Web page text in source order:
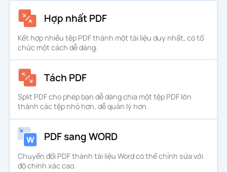
Hợp nhất PDF
Kết hợp nhiều tệp PDF thành một tài liệu duy nhất, có tổ
chức một cách dễ dàng.
Tách PDF
Split PDF cho phép bạn dễ dàng chia một tệp PDF lớn
thành các tệp nhỏ hơn, dễ quản lý hơn.
PDF sang WORD
Chuyển đổi PDF thành tài liệu Word có thể chỉnh sửa với
độ chính xác cao.